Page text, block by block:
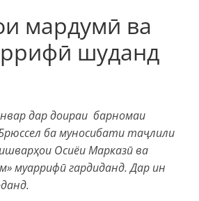
мардумӣ ва
шуданд
дар доираи барномаи
ба муносибати таҷлили
Осиёи Марказӣ ва
муаррифӣ гардиданд.Дар ин